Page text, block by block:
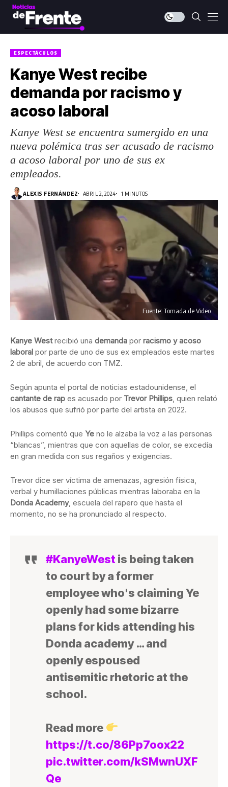
ESPECTÁCULOS
Kanye West recibe
demanda por racismo y
acoso laboral
Kanye West se encuentra sumergido en una
nueva polémica tras ser acusado de racismo
a acoso laboral por uno de sus ex
empleados.
ALEXIS FERNÁNDEZ ABRIL 2, 2024 1 MINUTOS
Fuente: Tomada de Video
Kanye Westrecibió una demanda por racismo y acoso
laboral por parte de uno de sus ex empleados este martes
2 de abril, de acuerdo con TMZ.
Según apunta el portal de noticias estadounidense, el
cantante de rap es acusado por Trevor Phillips, quien relató
los abusos que sufrió por parte del artista en 2022.
Phillips comentó que Ye no le alzaba la voz a las personas
“blancas”, mientras que con aquellas de color, se excedía
en gran medida con sus regaños y exigencias.
Trevor dice ser víctima de amenazas, agresión física,
verbal y humillaciones públicas mientras laboraba en la
Donda Academy, escuela del rapero que hasta el
momento, no se ha pronunciado al respecto.
#KanyeWestis being taken
to court by a former
employee who's claiming Ye
openly had some bizarre
plans for kids attending his
Donda academy … and
openly espoused
antisemitic rhetoric at the
school.
Read more
https://t.co/86Pp7oox22
pic.twitter.com/kSMwnUXF
Qe